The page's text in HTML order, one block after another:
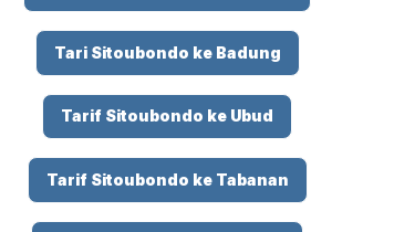
Tari Sitoubondo ke Badung
Tarif Sitoubondo ke Ubud
Tarif Sitoubondo ke Tabanan